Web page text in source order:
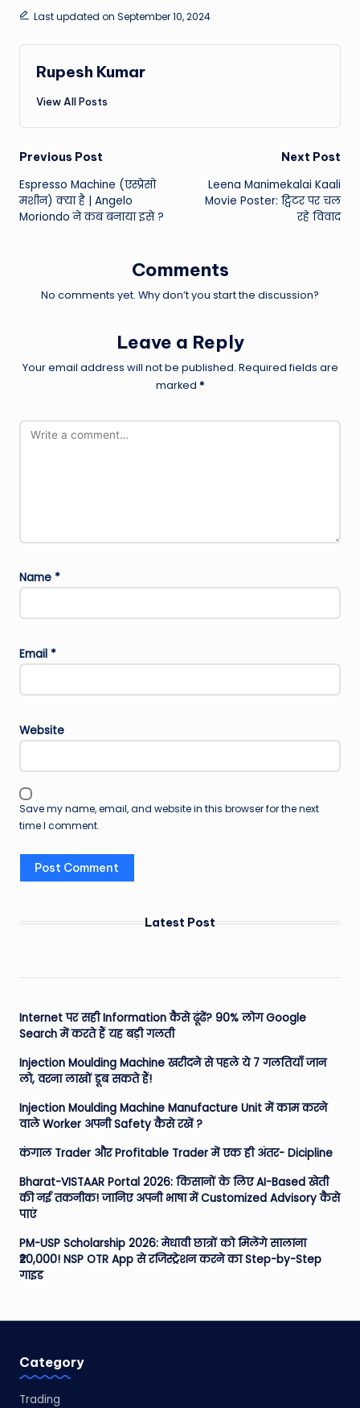
Last updated on September 10, 2024
Rupesh Kumar
View All Posts
Post
navigation
Previous Post
Espresso Machine (एस्प्रेसो
मशीन) क्या है | Angelo
Moriondo ने कब बनाया इसे ?
Next Post
Leena Manimekalai Kaali
Movie Poster: ट्विटर पर चल
रहे विवाद
Comments
No comments yet. Why don’t you start the discussion?
Leave a Reply
Your email address will not be published. Required fields are
marked *
Name *
Email *
Website
Save my name, email, and website in this browser for the next
time I comment.
Latest Post
Internet पर सही Information कैसे ढूंढें? 90% लोग Google
Search में करते हैं यह बड़ी गलती
Injection Moulding Machine खरीदने से पहले ये 7 गलतियाँ जान
लो, वरना लाखों डूब सकते हैं!
Injection Moulding Machine Manufacture Unit में काम करने
वाले Worker अपनी Safety कैसे रखें ?
कंगाल Trader और Profitable Trader में एक ही अंतर- Dicipline
Bharat-VISTAAR Portal 2026: किसानों के लिए AI-Based खेती
की नई तकनीक! जानिए अपनी भाषा में Customized Advisory कैसे
पाएं
PM-USP Scholarship 2026: मेधावी छात्रों को मिलेंगे सालाना
₹20,000! NSP OTR App से रजिस्ट्रेशन करने का Step-by-Step
गाइड
Category
Trading